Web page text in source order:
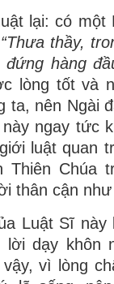
lại: có một
“Thưa thầy,
hàng
lòng tốt và
ta, nên Ngài
ngay tức
luật quan
Thiên Chúa
thân cận
Luật Sĩ này
lời dạy khôn
vì lòng